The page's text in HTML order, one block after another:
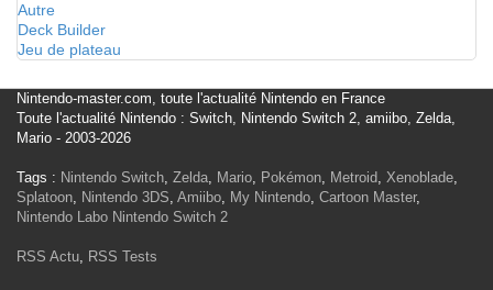
Autre
Deck Builder
Jeu de plateau
Nintendo-master.com, toute l'actualité Nintendo en France
Toute l'actualité Nintendo : Switch, Nintendo Switch 2, amiibo, Zelda,
Mario - 2003-2026
Tags : Nintendo Switch, Zelda, Mario, Pokémon, Metroid, Xenoblade,
Splatoon, Nintendo 3DS, Amiibo, My Nintendo, Cartoon Master,
Nintendo Labo Nintendo Switch 2
RSS Actu, RSS Tests